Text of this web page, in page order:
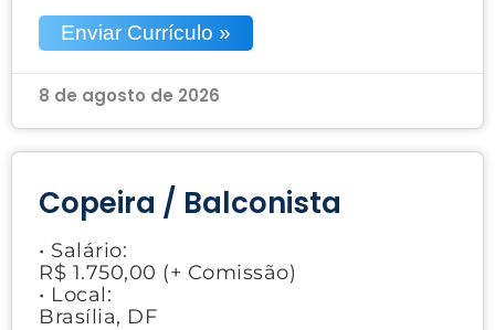
Enviar Currículo »
8 de agosto de 2026
Copeira / Balconista
• Salário:
R$ 1.750,00 (+ Comissão)
• Local:
Brasília, DF